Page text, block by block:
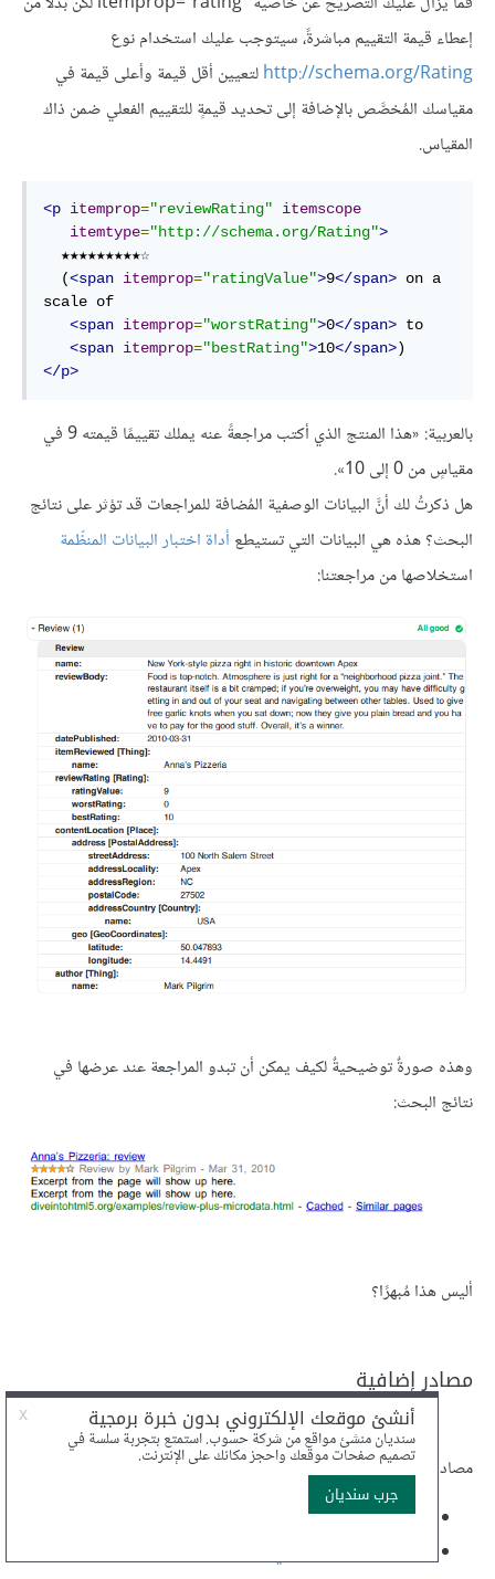
إعطاء قيمة التقييم مباشرةً، سيتوجب عليك استخدام نوع
http://schema.org/Ratingلتعيين أقل قيمة وأعلى قيمة في
مقياسك المُخصَّص بالإضافة إلى تحديد قيمةٍ للتقييم الفعلي ضمن ذاك
المقياس.
<p itemprop="reviewRating"
itemscope
itemtype="http://schema.org/Rating">
  (
<span itemprop="ratingValue">9</span> on a
scale of
<span itemprop="worstRating">0</span> to
<span itemprop="bestRating">10</span>
</p>
بالعربية: «هذا المنتج الذي أكتب مراجعةً عنه يملك تقييمًا قيمته 9 في
مقياسٍ من 0 إلى 10».
هل ذكرتُ لك أنَّ البيانات الوصفية المُضافة للمراجعات قد تؤثر على نتائج
البحث؟ هذه هي البيانات التي تستيطع أداة اختبار البيانات المنظّمة
استخلاصها من مراجعتنا:
وهذه صورةٌ توضيحيةٌ لكيف يمكن أن تبدو المراجعة عند عرضها في
نتائج البحث:
أليس هذا مُبهرًا؟
مصادر إضافية
مصادر عن البيانات الوصفية (Microdata):
مواصفة Microdata في HTML5